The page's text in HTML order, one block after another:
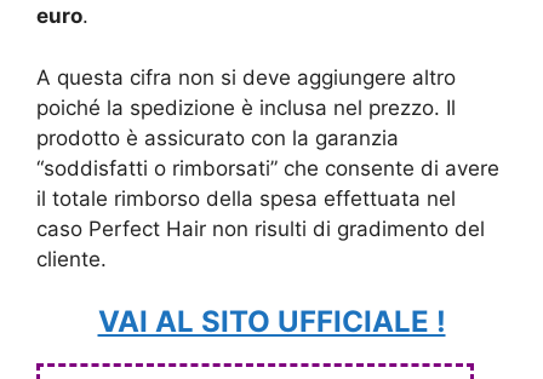
euro.
A questa cifra non si deve aggiungere altro
poiché la spedizione è inclusa nel prezzo. Il
prodotto è assicurato con la garanzia
“soddisfatti o rimborsati” che consente di avere
il totale rimborso della spesa effettuata nel
caso Perfect Hair non risulti di gradimento del
cliente.
VAI AL SITO UFFICIALE !